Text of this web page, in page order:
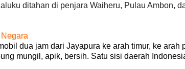
ditahan di penjara Waiheru, Pulau Ambon,
dua jam dari Jayapura ke arah timur, ke
mungil, apik, bersih. Satu sisi daerah